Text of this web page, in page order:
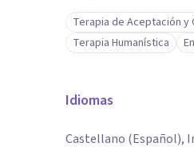
Terapia de Aceptación y
Terapia Humanística
Idiomas
Castellano (Español),